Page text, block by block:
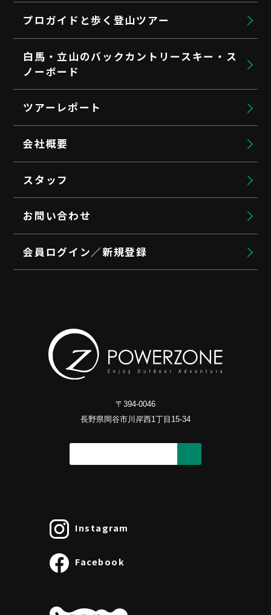
プロガイドと歩く登山ツアー
白馬・立山のバックカントリースキー・ス
ノーボード
ツアーレポート
会社概要
スタッフ
お問い合わせ
会員ログイン／新規登録
〒394-0046
長野県岡谷市川岸西1丁目15-34
Instagram
Facebook